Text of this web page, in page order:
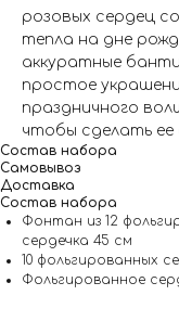
розовых сердец
тепла на дне
аккуратные
простое
праздничного
чтобы сделать ее
Состав набора
Самовывоз
Доставка
Состав набора
Фонтан из 12
сердечка 45 см
10 фольгированных
Фольгированное